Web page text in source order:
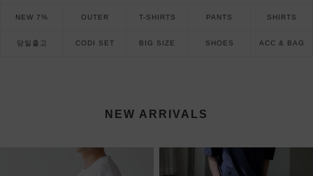
NEW 7% OUTER T-SHIRTS PANTS SHIRTS
당일출고 CODI SET BIG SIZE SHOES ACC & BAG
NEW ARRIVALS